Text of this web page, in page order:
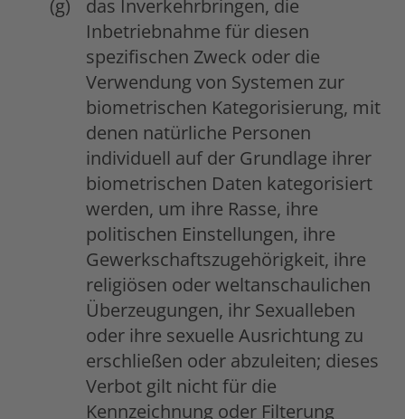
das Inverkehrbringen, die
Inbetriebnahme für diesen
spezifischen Zweck oder die
Verwendung von Systemen zur
biometrischen Kategorisierung, mit
denen natürliche Personen
individuell auf der Grundlage ihrer
biometrischen Daten kategorisiert
werden, um ihre Rasse, ihre
politischen Einstellungen, ihre
Gewerkschaftszugehörigkeit, ihre
religiösen oder weltanschaulichen
Überzeugungen, ihr Sexualleben
oder ihre sexuelle Ausrichtung zu
erschließen oder abzuleiten; dieses
Verbot gilt nicht für die
Kennzeichnung oder Filterung